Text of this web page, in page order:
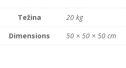
Težina
20 kg
Dimensions
50 × 50 × 50 cm